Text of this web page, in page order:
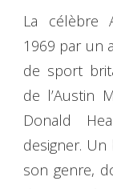
La célèbre
1969 par un
de sport
de l’Austin
Donald
designer.
son genre,